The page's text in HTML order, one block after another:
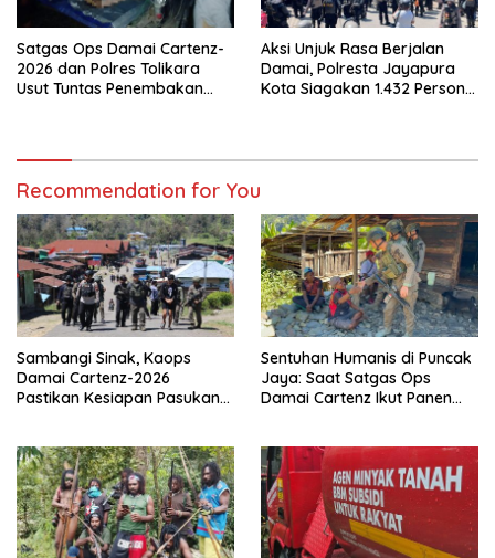
Satgas Ops Damai Cartenz-
2026 dan Polres Tolikara
Usut Tuntas Penembakan
Aksi Unjuk Rasa Berjalan
Damai, Polresta Jayapura
Kota Siagakan 1.432 Personel
Recommendation for You
Sambangi Sinak, Kaops
Damai Cartenz-2026
Pastikan Kesiapan Pasukan
Sentuhan Humanis di Puncak
Jaya: Saat Satgas Ops
Damai Cartenz Ikut Panen